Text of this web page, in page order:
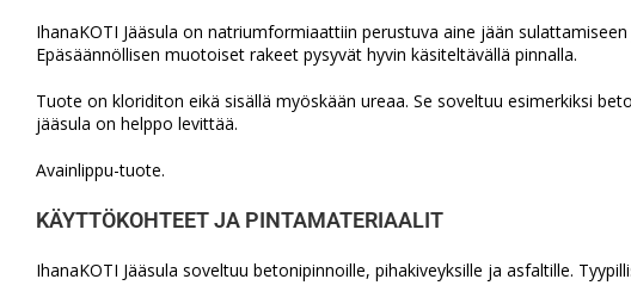
IhanaKOTI Jääsula on natriumformiaattiin perustuva aine jään
Epäsäännöllisen muotoiset rakeet pysyvät hyvin käsiteltävällä pinnalla.
Tuote on kloriditon eikä sisällä myöskään ureaa. Se soveltuu esimerkiksi
jääsula on helppo levittää.
Avainlippu-tuote.
KÄYTTÖKOHTEET JA PINTAMATERIAALIT
IhanaKOTI Jääsula soveltuu betonipinnoille, pihakiveyksille ja asfaltille.